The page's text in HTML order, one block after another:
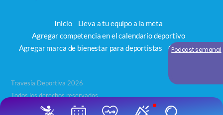
Inicio
Lleva a tu equipo a la meta
Agregar competencia en el calendario deportivo
Agregar marca de bienestar para deportistas
Contacto
Travesía Deportiva 2026
Todos los derechos reservados
Podcast semanal